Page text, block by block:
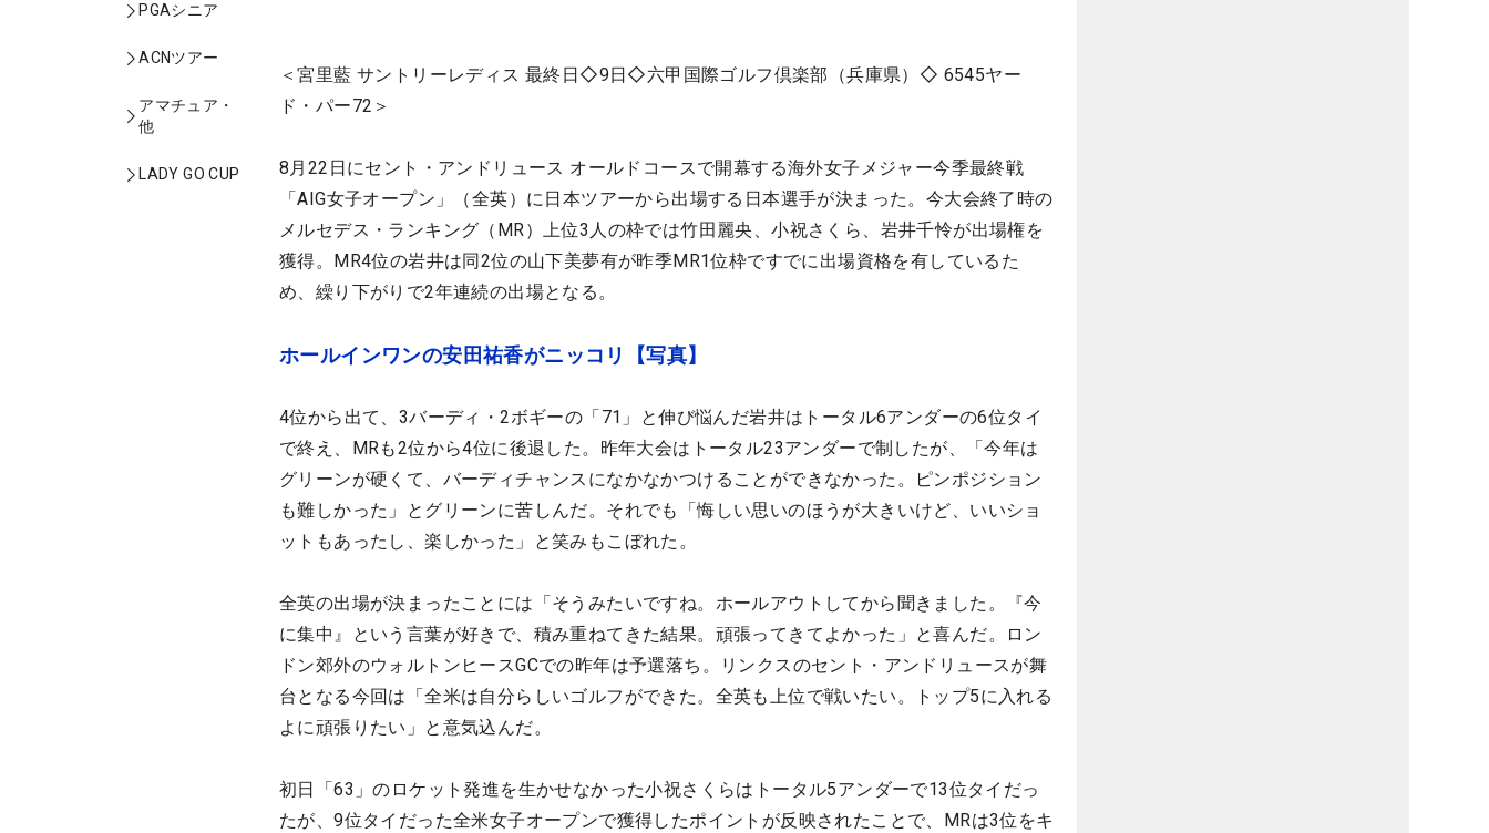
PGAシニア
ACNツアー
アマチュア・
他
LADY GO CUP
＜宮里藍 サントリーレディス 最終日◇9日◇六甲国際ゴルフ倶楽部（兵庫県）◇ 6545ヤー
ド・パー72＞
8月22日にセント・アンドリュース オールドコースで開幕する海外女子メジャー今季最終戦
「AIG女子オープン」（全英）に日本ツアーから出場する日本選手が決まった。今大会終了時の
メルセデス・ランキング（MR）上位3人の枠では竹田麗央、小祝さくら、岩井千怜が出場権を
獲得。MR4位の岩井は同2位の山下美夢有が昨季MR1位枠ですでに出場資格を有しているた
め、繰り下がりで2年連続の出場となる。
ホールインワンの安田祐香がニッコリ【写真】
4位から出て、3バーディ・2ボギーの「71」と伸び悩んだ岩井はトータル6アンダーの6位タイ
で終え、MRも2位から4位に後退した。昨年大会はトータル23アンダーで制したが、「今年は
グリーンが硬くて、バーディチャンスになかなかつけることができなかった。ピンポジション
も難しかった」とグリーンに苦しんだ。それでも「悔しい思いのほうが大きいけど、いいショ
ットもあったし、楽しかった」と笑みもこぼれた。
全英の出場が決まったことには「そうみたいですね。ホールアウトしてから聞きました。『今
に集中』という言葉が好きで、積み重ねてきた結果。頑張ってきてよかった」と喜んだ。ロン
ドン郊外のウォルトンヒースGCでの昨年は予選落ち。リンクスのセント・アンドリュースが舞
台となる今回は「全米は自分らしいゴルフができた。全英も上位で戦いたい。トップ5に入れる
よに頑張りたい」と意気込んだ。
初日「63」のロケット発進を生かせなかった小祝さくらはトータル5アンダーで13位タイだっ
たが、9位タイだった全米女子オープンで獲得したポイントが反映されたことで、MRは3位をキ